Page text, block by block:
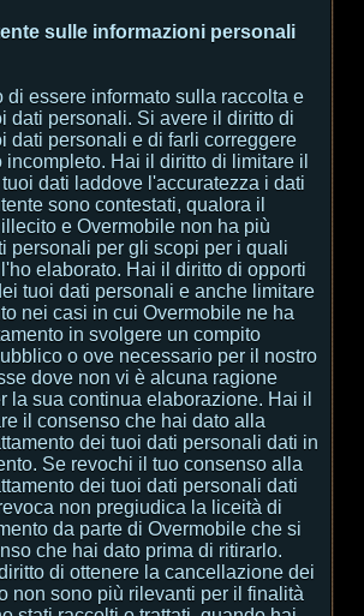
sulle informazioni personali
di essere informato sulla raccolta e
dati personali. Si avere il diritto di
dati personali e di farli correggere
incompleto. Hai il diritto di limitare il
dati laddove l'accuratezza i dati
sono contestati, qualora il
e Overmobile non ha più
personali per gli scopi per i quali
elaborato. Hai il diritto di opporti
tuoi dati personali e anche limitare
nei casi in cui Overmobile ne ha
in svolgere un compito
o ove necessario per il nostro
dove non vi è alcuna ragione
la sua continua elaborazione. Hai il
il consenso che hai dato alla
dei tuoi dati personali dati in
Se revochi il tuo consenso alla
dei tuoi dati personali dati
non pregiudica la liceità di
da parte di Overmobile che si
che hai dato prima di ritirarlo.
di ottenere la cancellazione dei
non sono più rilevanti per il finalità